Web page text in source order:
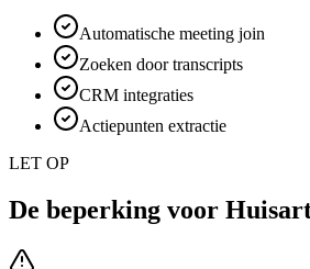
Automatische meeting join
Zoeken door transcripts
CRM integraties
Actiepunten extractie
LET OP
De beperking voor